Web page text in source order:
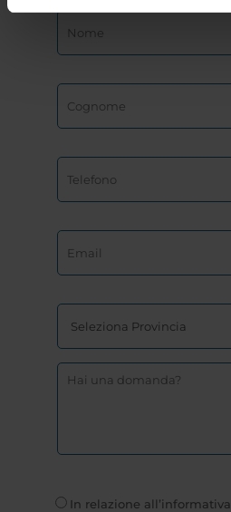
In relazione all’informativa